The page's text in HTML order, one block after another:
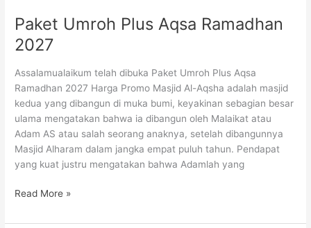
Paket Umroh Plus Aqsa Ramadhan
2027
Assalamualaikum telah dibuka Paket Umroh Plus Aqsa
Ramadhan 2027 Harga Promo Masjid Al-Aqsha adalah masjid
kedua yang dibangun di muka bumi, keyakinan sebagian besar
ulama mengatakan bahwa ia dibangun oleh Malaikat atau
Adam AS atau salah seorang anaknya, setelah dibangunnya
Masjid Alharam dalam jangka empat puluh tahun. Pendapat
yang kuat justru mengatakan bahwa Adamlah yang
Plus
Aqsa
Ramadhan
2027
Read More »